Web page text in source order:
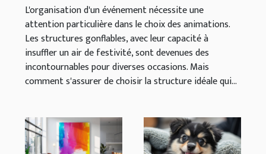
L'organisation d'un événement nécessite une
attention particulière dans le choix des animations.
Les structures gonflables, avec leur capacité à
insuffler un air de festivité, sont devenues des
incontournables pour diverses occasions. Mais
comment s'assurer de choisir la structure idéale qui...